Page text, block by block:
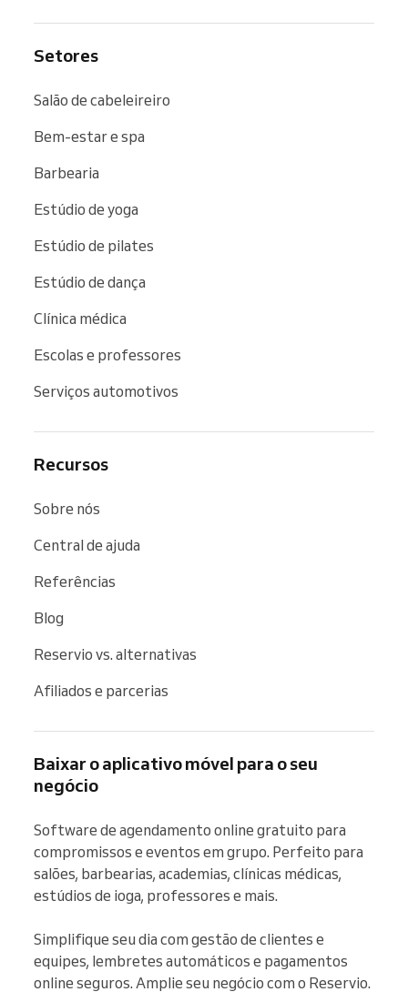
Setores
Salão de cabeleireiro
Bem-estar e spa
Barbearia
Estúdio de yoga
Estúdio de pilates
Estúdio de dança
Clínica médica
Escolas e professores
Serviços automotivos
Recursos
Sobre nós
Central de ajuda
Referências
Blog
Reservio vs. alternativas
Afiliados e parcerias
Baixar o aplicativo móvel para o seu
negócio
Software de agendamento online gratuito para
compromissos e eventos em grupo. Perfeito para
salões, barbearias, academias, clínicas médicas,
estúdios de ioga, professores e mais.
Simplifique seu dia com gestão de clientes e
equipes, lembretes automáticos e pagamentos
online seguros. Amplie seu negócio com o Reservio.